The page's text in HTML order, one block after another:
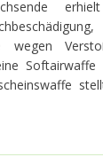
wegen